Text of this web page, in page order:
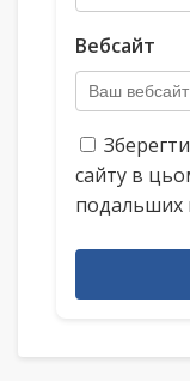
Вебсайт
сайту в
подальших